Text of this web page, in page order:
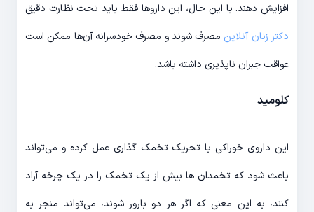
افزایش دهند. با این حال، این داروها فقط باید تحت نظارت دقیق
دکتر زنان آنلاین مصرف شوند و مصرف خودسرانه آن‌ها ممکن است
عواقب جبران ناپذیری داشته باشد.
کلومید
این داروی خوراکی با تحریک تخمک گذاری عمل کرده و می‌تواند
باعث شود که تخمدان ها بیش از یک تخمک را در یک چرخه آزاد
کنند، به این معنی که اگر هر دو بارور شوند، می‌تواند منجر به